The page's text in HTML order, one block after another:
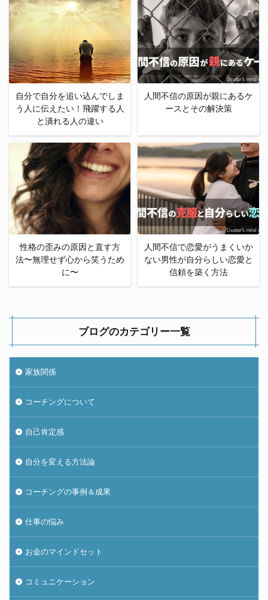
自分で自分を追い込んでしま
う人に伝えたい！飛躍する人
と潰れる人の違い
人間不信の原因が親にあるケ
ースとその解決策
性格の歪みの原因と直す方
法〜無理せず心から笑うため
に〜
人間不信で恋愛がうまくいか
ない男性が自分らしい恋愛と
信頼を築く方法
ブログのカテゴリー一覧
家族関係
コーチングについて
自己肯定感
自分を変える方法論
コーチングの事例＆成果
仕事の悩み
お金のマインドセット
コミュニケーション